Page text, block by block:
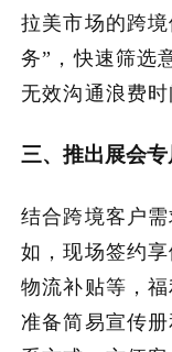
拉美市场的跨
务”，快速筛选
无效沟通浪费时
三、推出展会
结合跨境客户
如，现场签约
物流补贴等，
准备简易宣传